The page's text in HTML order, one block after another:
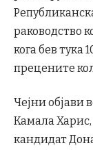
раководство
кога бев тука
прецените
Чејни објави
Камала
кандидат